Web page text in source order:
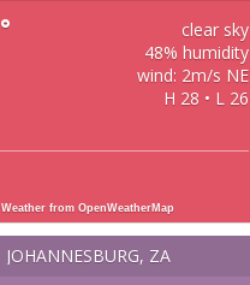
°
clear sky
48% humidity
wind: 2m/s NE
H 28 • L 26
Weather from OpenWeatherMap
JOHANNESBURG, ZA